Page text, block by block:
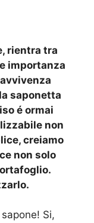
rientra tra
importanza
saponetta
é ormai
non
creiamo
non solo
Si,